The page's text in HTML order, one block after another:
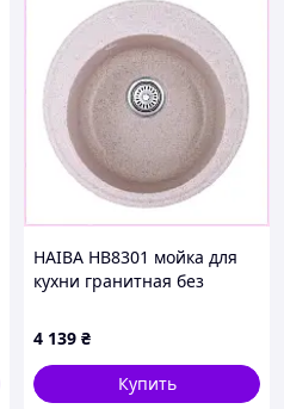
HAIBA HB8301 мойка для
кухни гранитная без
4 139 ₴
Купить